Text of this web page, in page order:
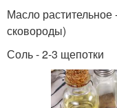
Масло
сковороды)
Соль - 2-3 щепотки